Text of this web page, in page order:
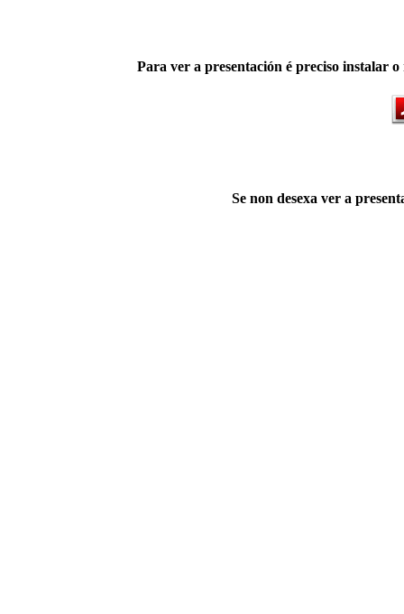
Para ver a presentación é preciso instalar
Se non desexa ver a